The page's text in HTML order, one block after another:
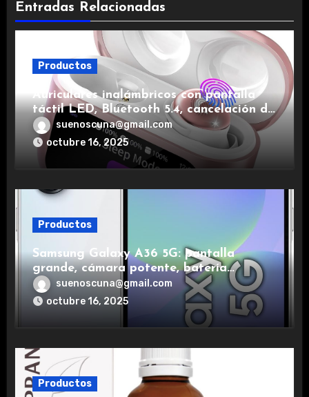
Entradas Relacionadas
Productos
Auriculares inalámbricos con pantalla
táctil LED, Bluetooth 5.4, cancelación de
ruido, impermeables y de larga duración.
suenoscuna@gmail.com
octubre 16, 2025
Productos
Samsung Galaxy A36 5G: pantalla
grande, cámara potente, batería
duradera y carga rápida para una
experiencia premium.
suenoscuna@gmail.com
octubre 16, 2025
Productos